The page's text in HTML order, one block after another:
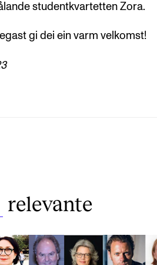
studentkvartetten Zora.
gi dei ein varm velkomst!
relevante